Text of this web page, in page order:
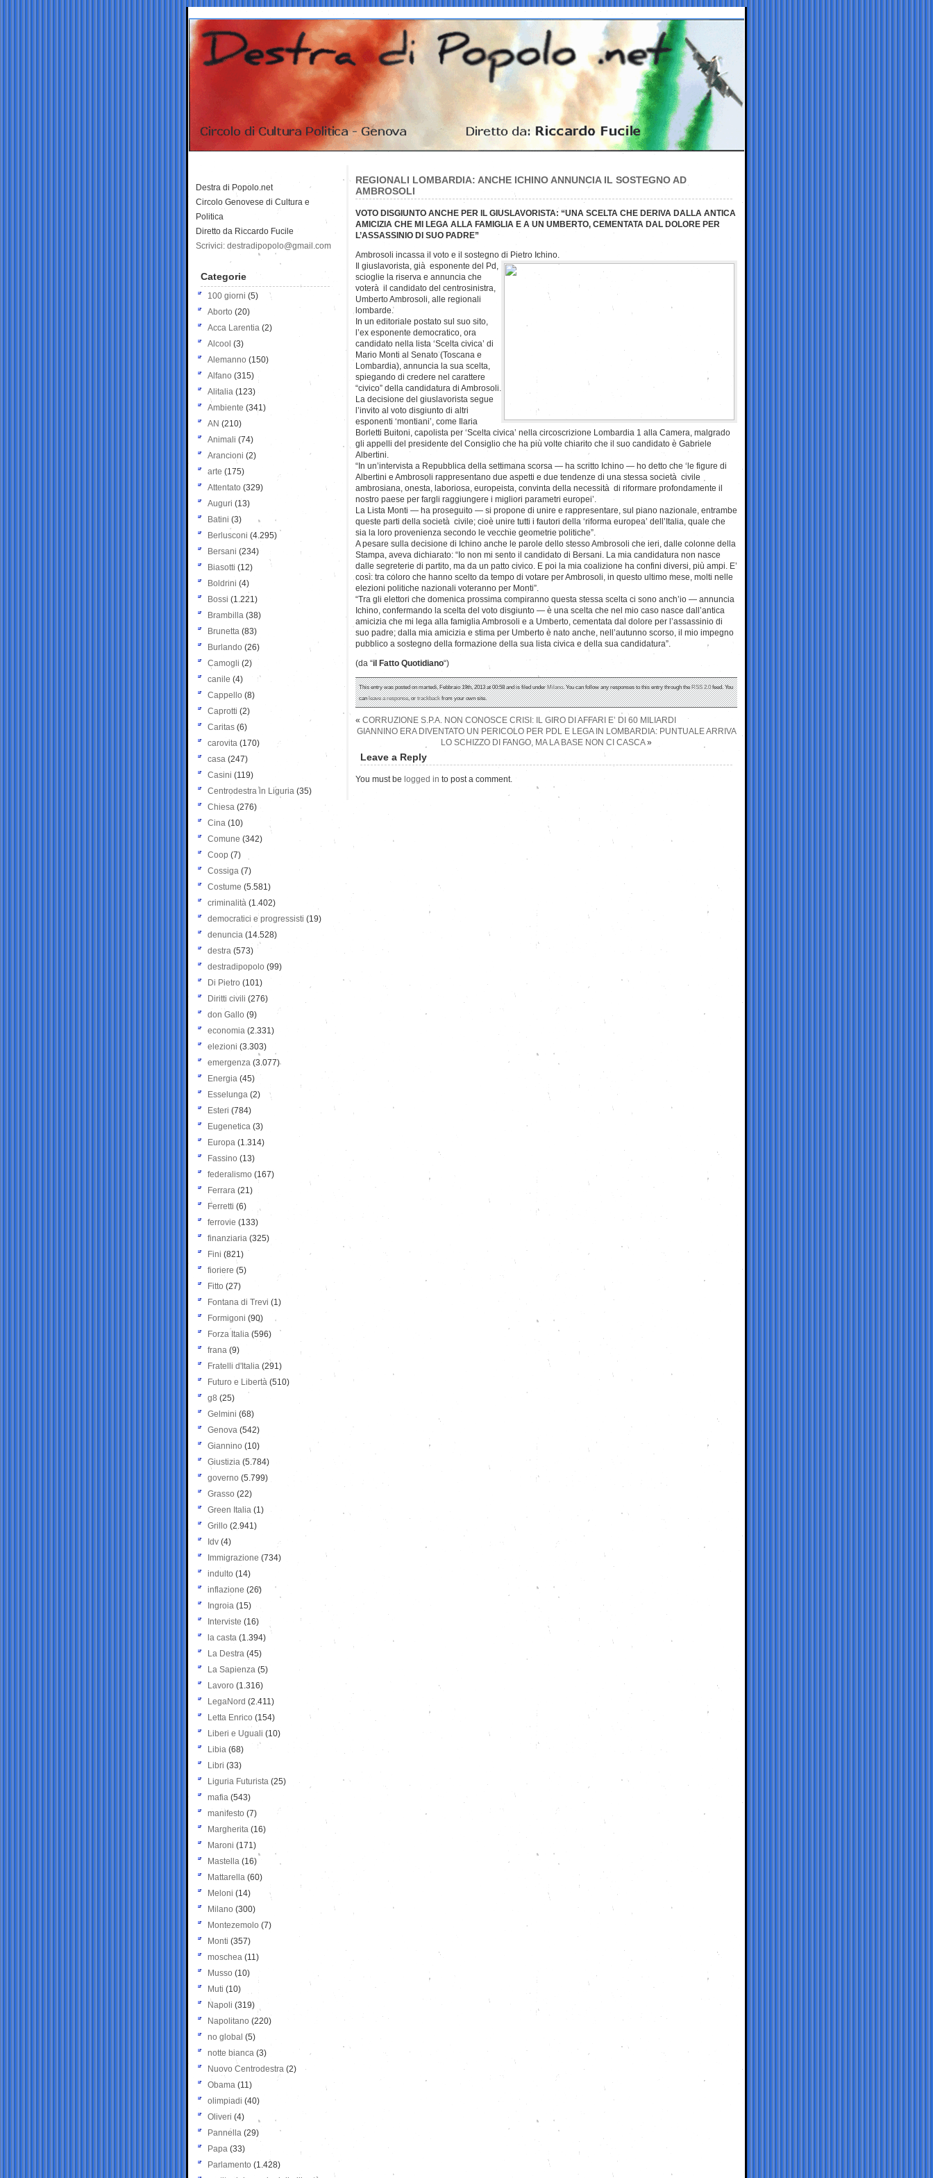
REGIONALI LOMBARDIA: ANCHE ICHINO ANNUNCIA IL SOSTEGNO AD
AMBROSOLI
VOTO DISGIUNTO ANCHE PER IL GIUSLAVORISTA: “UNA SCELTA CHE DERIVA DALLA ANTICA
AMICIZIA CHE MI LEGA ALLA FAMIGLIA E A UN UMBERTO, CEMENTATA DAL DOLORE PER
L’ASSASSINIO DI SUO PADRE”
Ambrosoli incassa il voto e il sostegno di Pietro Ichino.
Il giuslavorista, già esponente del Pd,
scioglie la riserva e annuncia che
voterà il candidato del centrosinistra,
Umberto Ambrosoli, alle regionali
lombarde.
In un editoriale postato sul suo sito,
l’ex esponente democratico, ora
candidato nella lista ‘Scelta civica’ di
Mario Monti al Senato (Toscana e
Lombardia), annuncia la sua scelta,
spiegando di credere nel carattere
“civico” della candidatura di Ambrosoli.
La decisione del giuslavorista segue
l’invito al voto disgiunto di altri
esponenti ‘montiani’, come Ilaria
Borletti Buitoni, capolista per ‘Scelta civica’ nella circoscrizione Lombardia 1 alla Camera, malgrado
gli appelli del presidente del Consiglio che ha più volte chiarito che il suo candidato è Gabriele
Albertini.
“In un’intervista a Repubblica della settimana scorsa — ha scritto Ichino — ho detto che ‘le figure di
Albertini e Ambrosoli rappresentano due aspetti e due tendenze di una stessa società civile
ambrosiana, onesta, laboriosa, europeista, convinta della necessità di riformare profondamente il
nostro paese per fargli raggiungere i migliori parametri europei’.
La Lista Monti — ha proseguito — si propone di unire e rappresentare, sul piano nazionale, entrambe
queste parti della società civile; cioè unire tutti i fautori della ‘riforma europea’ dell’Italia, quale che
sia la loro provenienza secondo le vecchie geometrie politiche”.
A pesare sulla decisione di Ichino anche le parole dello stesso Ambrosoli che ieri, dalle colonne della
Stampa, aveva dichiarato: “Io non mi sento il candidato di Bersani. La mia candidatura non nasce
dalle segreterie di partito, ma da un patto civico. E poi la mia coalizione ha confini diversi, più ampi. E’
così: tra coloro che hanno scelto da tempo di votare per Ambrosoli, in questo ultimo mese, molti nelle
elezioni politiche nazionali voteranno per Monti”.
“Tra gli elettori che domenica prossima compiranno questa stessa scelta ci sono anch’io — annuncia
Ichino, confermando la scelta del voto disgiunto — è una scelta che nel mio caso nasce dall’antica
amicizia che mi lega alla famiglia Ambrosoli e a Umberto, cementata dal dolore per l’assassinio di
suo padre; dalla mia amicizia e stima per Umberto è nato anche, nell’autunno scorso, il mio impegno
pubblico a sostegno della formazione della sua lista civica e della sua candidatura”.
(da “il Fatto Quotidiano“)
This entry was posted on martedì, Febbraio 19th, 2013 at 00:58 and is filed underMilano. You can follow any responses to this entry through theRSS 2.0feed. You
canleave a response, ortrackbackfrom your own site.
« CORRUZIONE S.P.A. NON CONOSCE CRISI: IL GIRO DI AFFARI E’ DI 60 MILIARDI
GIANNINO ERA DIVENTATO UN PERICOLO PER PDL E LEGA IN LOMBARDIA: PUNTUALE ARRIVA
LO SCHIZZO DI FANGO, MA LA BASE NON CI CASCA»
Leave a Reply
You must be logged in to post a comment.
Destra di Popolo.net
Circolo Genovese di Cultura e
Politica
Diretto da Riccardo Fucile
Scrivici: destradipopolo@gmail.com
Categorie
100 giorni (5)
Aborto (20)
Acca Larentia (2)
Alcool (3)
Alemanno (150)
Alfano (315)
Alitalia (123)
Ambiente (341)
AN (210)
Animali (74)
Arancioni (2)
arte (175)
Attentato (329)
Auguri (13)
Batini (3)
Berlusconi (4.295)
Bersani (234)
Biasotti (12)
Boldrini (4)
Bossi (1.221)
Brambilla (38)
Brunetta (83)
Burlando (26)
Camogli (2)
canile (4)
Cappello (8)
Caprotti (2)
Caritas (6)
carovita (170)
casa (247)
Casini (119)
Centrodestra in Liguria (35)
Chiesa (276)
Cina (10)
Comune (342)
Coop (7)
Cossiga (7)
Costume (5.581)
criminalità (1.402)
democratici e progressisti (19)
denuncia (14.528)
destra (573)
destradipopolo (99)
Di Pietro (101)
Diritti civili (276)
don Gallo (9)
economia (2.331)
elezioni (3.303)
emergenza (3.077)
Energia (45)
Esselunga (2)
Esteri (784)
Eugenetica (3)
Europa (1.314)
Fassino (13)
federalismo (167)
Ferrara (21)
Ferretti (6)
ferrovie (133)
finanziaria (325)
Fini (821)
fioriere (5)
Fitto (27)
Fontana di Trevi (1)
Formigoni (90)
Forza Italia (596)
frana (9)
Fratelli d'Italia (291)
Futuro e Libertà (510)
g8 (25)
Gelmini (68)
Genova (542)
Giannino (10)
Giustizia (5.784)
governo (5.799)
Grasso (22)
Green Italia (1)
Grillo (2.941)
Idv (4)
Immigrazione (734)
indulto (14)
inflazione (26)
Ingroia (15)
Interviste (16)
la casta (1.394)
La Destra (45)
La Sapienza (5)
Lavoro (1.316)
LegaNord (2.411)
Letta Enrico (154)
Liberi e Uguali (10)
Libia (68)
Libri (33)
Liguria Futurista (25)
mafia (543)
manifesto (7)
Margherita (16)
Maroni (171)
Mastella (16)
Mattarella (60)
Meloni (14)
Milano (300)
Montezemolo (7)
Monti (357)
moschea (11)
Musso (10)
Muti (10)
Napoli (319)
Napolitano (220)
no global (5)
notte bianca (3)
Nuovo Centrodestra (2)
Obama (11)
olimpiadi (40)
Oliveri (4)
Pannella (29)
Papa (33)
Parlamento (1.428)